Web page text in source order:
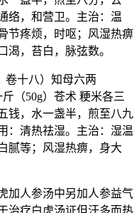
络，和营卫。主治：温
节疼烦，时呕；风湿热痹
渴，苔白，脉弦数。
卷十八）知母六两
（50g）苍术 粳米各三
钱，水一盏半，煎至八九
：清热祛湿。主治：湿温
腻等；风湿热痹，身大
加人参汤中另加人参益气
治疗白虎汤证但汗多而热